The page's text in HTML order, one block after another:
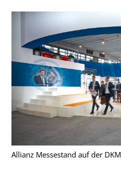
Allianz Messestand auf der DKM